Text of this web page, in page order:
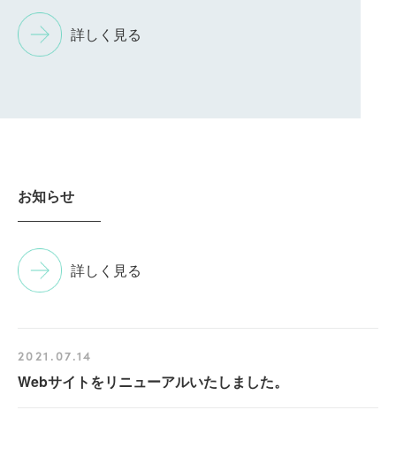
詳しく見る
お知らせ
詳しく見る
2021.07.14
Webサイトをリニューアルいたしました。